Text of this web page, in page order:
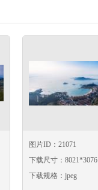
图片ID：21071
下载尺寸：8021*3076
下载规格：jpeg